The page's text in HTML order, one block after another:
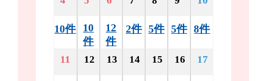
10件
10
件
12
件
2件 5件 5件 8件
11 12 13 14 15 16 17